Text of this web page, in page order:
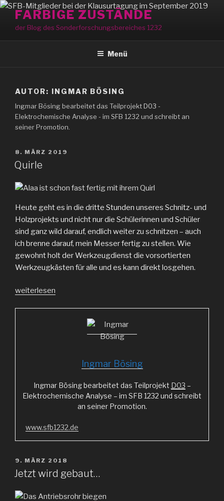
Zum
Inhalt
springen
FARBIGE ZUSTÄNDE
der Blog des Sonderforschungsbereiches 1232
Menü
AUTOR: INGMAR BÖSING
Ingmar Bösing bearbeitet das TeilprojektD03 -
Elektrochemische Analyse - im SFB 1232 und schreibt an
seiner Promotion.
VERÖFFENTLICHT
AM
8. MÄRZ 2019
Quirle
Heute geht es in die dritte Stunden unseres Schnitz- und
Holzprojekts und nicht nur die Schülerinnen und Schüler
sind ganz wild darauf, endlich weiter zu schnitzen – auch
ich brenne darauf, mein Messer fertig zu stellen. Wie
gewohnt holt der Werkzeugdienst die vorsortierten
Werkzeugkästen für alle und es kann direkt losgehen.
„Quirle“
weiterlesen
Ingmar Bösing
Ingmar Bösing bearbeitet das Teilprojekt D03 –
Elektrochemische Analyse – im SFB 1232 und schreibt
an seiner Promotion.
www.sfb1232.de
VERÖFFENTLICHT
AM
9. MÄRZ 2018
Jetzt wird gebaut…